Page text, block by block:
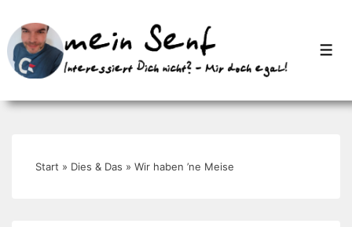
Zum
Inhalt
Start » Dies & Das » Wir haben ’ne Meise